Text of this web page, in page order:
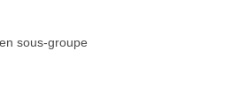
sous-groupe